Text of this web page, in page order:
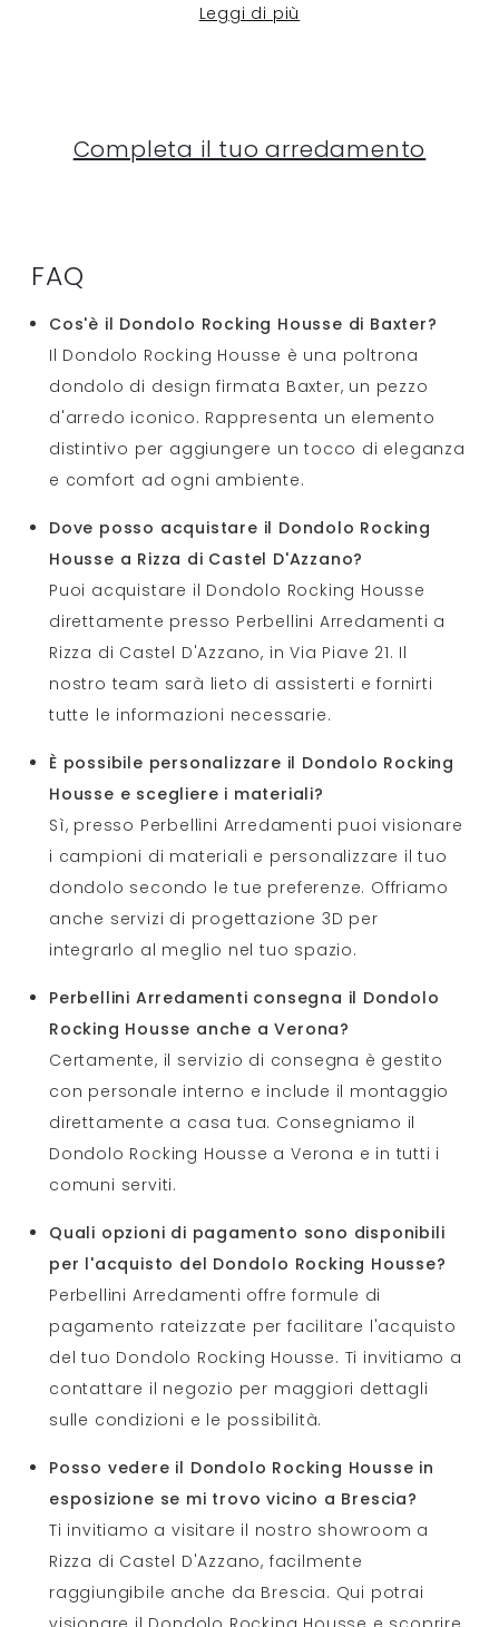
Leggi di più
Completa il tuo arredamento
FAQ
Cos'è il Dondolo Rocking Housse di Baxter?
Il Dondolo Rocking Housse è una poltrona
dondolo di design firmata Baxter, un pezzo
d'arredo iconico. Rappresenta un elemento
distintivo per aggiungere un tocco di eleganza
e comfort ad ogni ambiente.
Dove posso acquistare il Dondolo Rocking
Housse a Rizza di Castel D'Azzano?
Puoi acquistare il Dondolo Rocking Housse
direttamente presso Perbellini Arredamenti a
Rizza di Castel D'Azzano, in Via Piave 21. Il
nostro team sarà lieto di assisterti e fornirti
tutte le informazioni necessarie.
È possibile personalizzare il Dondolo Rocking
Housse e scegliere i materiali?
Sì, presso Perbellini Arredamenti puoi visionare
i campioni di materiali e personalizzare il tuo
dondolo secondo le tue preferenze. Offriamo
anche servizi di progettazione 3D per
integrarlo al meglio nel tuo spazio.
Perbellini Arredamenti consegna il Dondolo
Rocking Housse anche a Verona?
Certamente, il servizio di consegna è gestito
con personale interno e include il montaggio
direttamente a casa tua. Consegniamo il
Dondolo Rocking Housse a Verona e in tutti i
comuni serviti.
Quali opzioni di pagamento sono disponibili
per l'acquisto del Dondolo Rocking Housse?
Perbellini Arredamenti offre formule di
pagamento rateizzate per facilitare l'acquisto
del tuo Dondolo Rocking Housse. Ti invitiamo a
contattare il negozio per maggiori dettagli
sulle condizioni e le possibilità.
Posso vedere il Dondolo Rocking Housse in
esposizione se mi trovo vicino a Brescia?
Ti invitiamo a visitare il nostro showroom a
Rizza di Castel D'Azzano, facilmente
raggiungibile anche da Brescia. Qui potrai